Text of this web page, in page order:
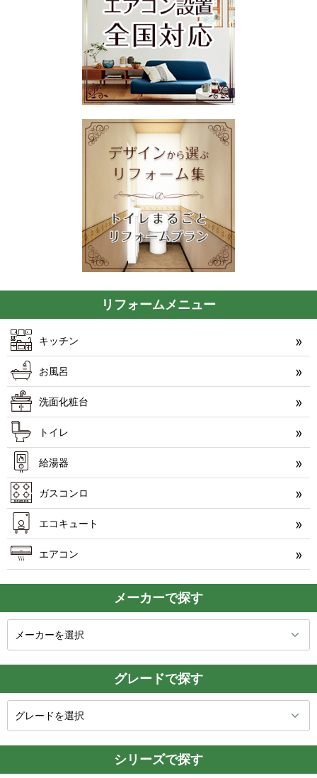
リフォームメニュー
キッチン
お風呂
洗面化粧台
トイレ
給湯器
ガスコンロ
エコキュート
エアコン
メーカーで探す
グレードで探す
シリーズで探す